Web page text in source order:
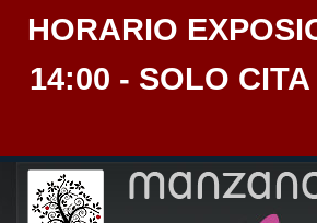
HORARIO
14:00 - SOLO